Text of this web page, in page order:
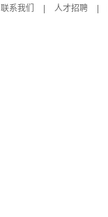
联系我们 人才招聘